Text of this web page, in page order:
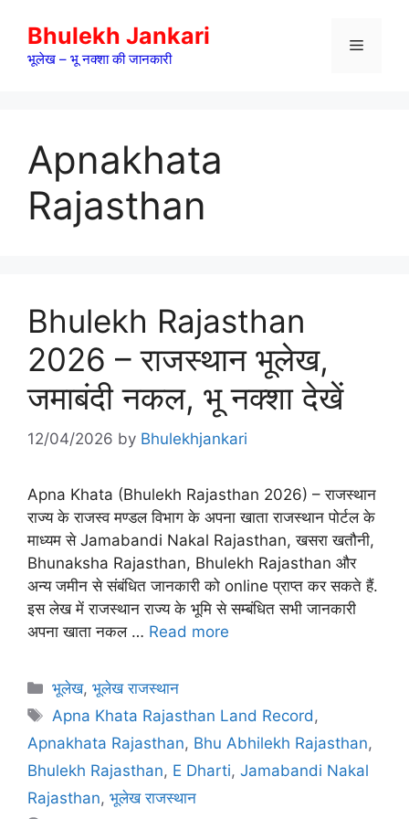
content
Bhulekh Jankari
भूलेख – भू नक्शा की जानकारी
Menu
Apnakhata
Rajasthan
Bhulekh Rajasthan
2026 – राजस्थान भूलेख,
जमाबंदी नकल, भू नक्शा देखें
12/04/2026 by Bhulekhjankari
Apna Khata (Bhulekh Rajasthan 2026) – राजस्थान
राज्य के राजस्व मण्डल विभाग के अपना खाता राजस्थान पोर्टल के
माध्यम से Jamabandi Nakal Rajasthan, खसरा खतौनी,
Bhunaksha Rajasthan, Bhulekh Rajasthan और
अन्य जमीन से संबंधित जानकारी को online प्राप्त कर सकते हैं.
इस लेख में राजस्थान राज्य के भूमि से सम्बंधित सभी जानकारी
अपना खाता नकल … Read more
Categories
भूलेख,भूलेख राजस्थान
Tags
Apna Khata Rajasthan Land Record ,
Apnakhata Rajasthan, Bhu Abhilekh Rajasthan,
Bhulekh Rajasthan, E Dharti, Jamabandi Nakal
Rajasthan, भूलेख राजस्थान